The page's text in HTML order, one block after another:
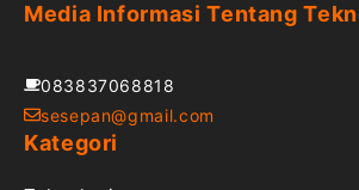
Media Informasi Tentang
083837068818
sesepan@gmail.com
Kategori